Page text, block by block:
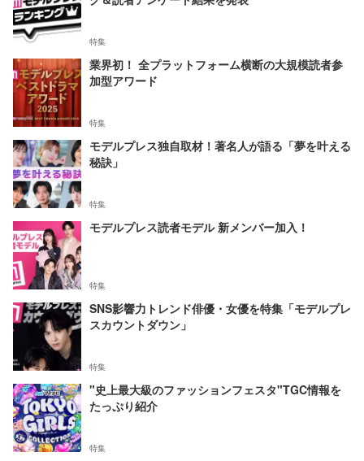
特集
業界初！ 全プラットフォーム横断の大規模読者参
加型アワード
特集
モデルプレス独自取材！著名人が語る「夢を叶える
秘訣」
特集
モデルプレス読者モデル 新メンバー加入！
特集
SNS影響力トレンド俳優・女優を特集「モデルプレ
スカウントダウン」
特集
"史上最大級のファッションフェスタ"TGC情報を
たっぷり紹介
特集